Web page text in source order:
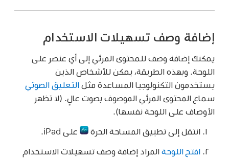
إضافة وصف تسهيلات الاستخدام
يمكنك إضافة وصف للمحتوى المرئي إلى أي عنصر على
اللوحة. وبهذه الطريقة، يمكن للأشخاص الذين
يستخدمون التكنولوجيا المساعدة مثل التعليق الصوتي
سماع المحتوى المرئي الموصوف بصوت عالٍ. (لا تظهر
الأوصاف على اللوحة نفسها).
انتقل إلى تطبيق المساحة الحرة على iPad.
افتح اللوحة المراد إضافة وصف تسهيلات الاستخدام